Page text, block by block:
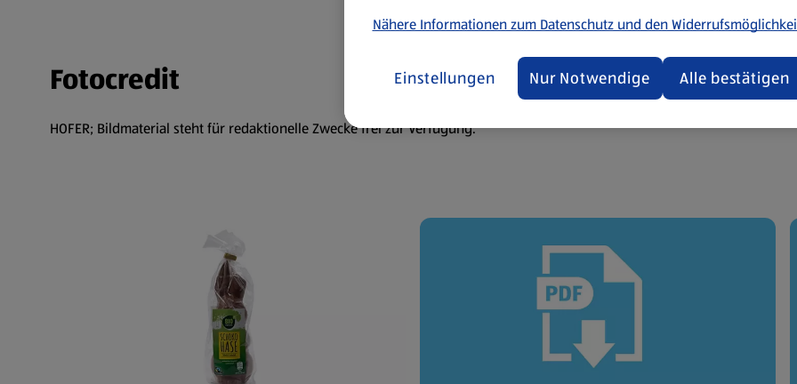
Fotocredit
HOFER; Bildmaterial steht für redaktionelle Zwecke frei zur Verfügung.
Nähere Informationen zum Datenschutz und den
Einstellungen Nur Notwendige Alle bestätigen